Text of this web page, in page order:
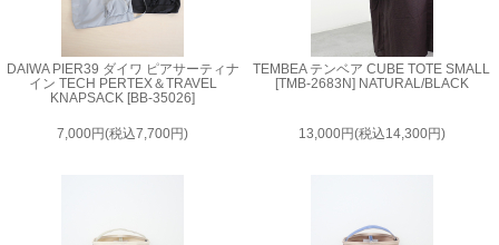
DAIWA PIER39 ダイワ ピアサーティナ
イン TECH PERTEX＆TRAVEL
KNAPSACK [BB-35026]
7,000円(税込7,700円)
TEMBEA テンベア CUBE TOTE SMALL
[TMB-2683N] NATURAL/BLACK
13,000円(税込14,300円)